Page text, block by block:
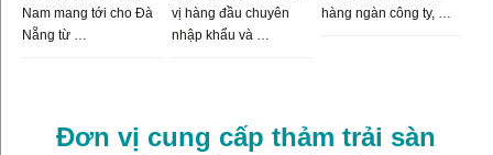
Nam mang tới cho Đà
Nẵng từ …
vị hàng đầu chuyên
nhập khẩu và …
hàng ngàn công ty, …
Đơn vị cung cấp thảm trải sàn